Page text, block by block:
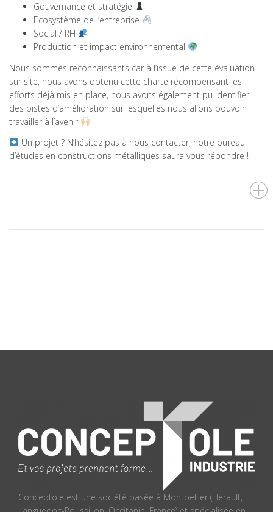
Gouvernance et stratégie
Ecosystème de l’entreprise
Social / RH
Production et impact environnemental
Nous sommes reconnaissants car à l’issue de cette évaluation
sur site, nous avons obtenu cette charte récompensant les
efforts déjà mis en place, nous avons également pu identifier
des pistes d’amélioration sur lesquelles nous allons pouvoir
travailler à l’avenir
Un projet ? N’hésitez pas à nous contacter, notre bureau
d’études en constructions métalliques saura vous répondre !
Conceptole est une société basée à Montpellier (Hérault,